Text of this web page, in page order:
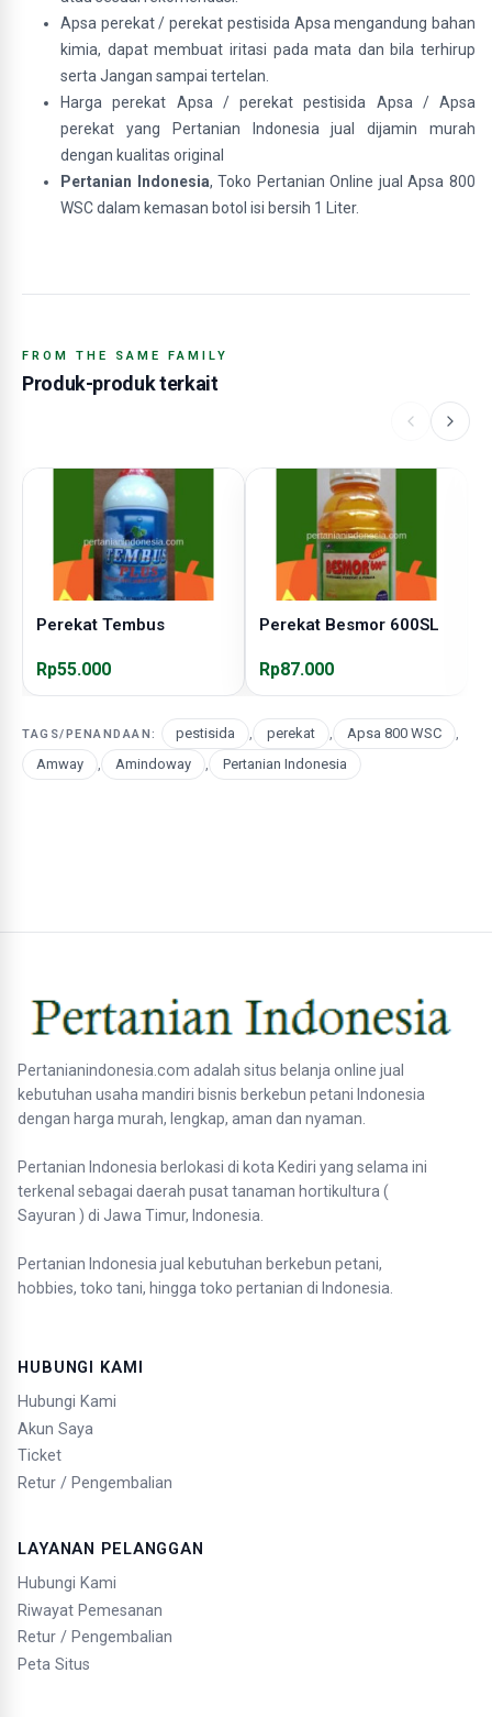
Apsa perekat / perekat pestisida Apsa mengandung bahan
kimia, dapat membuat iritasi pada mata dan bila terhirup
serta Jangan sampai tertelan.
Harga perekat Apsa / perekat pestisida Apsa / Apsa
perekat yang Pertanian Indonesia jual dijamin murah
dengan kualitas original
Pertanian Indonesia, Toko Pertanian Online jual Apsa 800
WSC dalam kemasan botol isi bersih 1 Liter.
FROM THE SAME FAMILY
Produk-produk terkait
Perekat Tembus
Rp55.000
Perekat Besmor 600SL
Rp87.000
TAGS/PENANDAAN: pestisida , perekat , Apsa 800 WSC
,
Amway
, Amindoway , Pertanian Indonesia
Pertanianindonesia.com adalah situs belanja online jual
kebutuhan usaha mandiri bisnis berkebun petani Indonesia
dengan harga murah, lengkap, aman dan nyaman.
Pertanian Indonesia berlokasi di kota Kediri yang selama ini
terkenal sebagai daerah pusat tanaman hortikultura (
Sayuran ) di Jawa Timur, Indonesia.
Pertanian Indonesia jual kebutuhan berkebun petani,
hobbies, toko tani, hingga toko pertanian di Indonesia.
HUBUNGI KAMI
Hubungi Kami
Akun Saya
Ticket
Retur / Pengembalian
LAYANAN PELANGGAN
Hubungi Kami
Riwayat Pemesanan
Retur / Pengembalian
Peta Situs